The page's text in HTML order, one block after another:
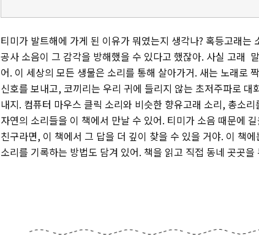
티미가 발트해에 가게 된 이유가 뭐였는지 생각나? 혹등고래는
공사 소음이 그 감각을 방해했을 수 있다고 했잖아. 사실 고래
어. 이 세상의 모든 생물은 소리를 통해 살아가거. 새는 노래로
신호를 보내고, 코끼리는 우리 귀에 들리지 않는 초저주파로
내지. 컴퓨터 마우스 클릭 소리와 비슷한 향유고래 소리, 총소
자연의 소리들을 이 책에서 만날 수 있어. 티미가 소음 때문에
친구라면, 이 책에서 그 답을 더 깊이 찾을 수 있을 거야. 이 책
소리를 기록하는 방법도 담겨 있어. 책을 읽고 직접 동네 곳곳